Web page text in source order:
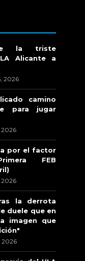
la triste
Alicante a
2026
camino
para jugar
2026
por el factor
FEB
2026
la derrota
duele que en
imagen que
2026